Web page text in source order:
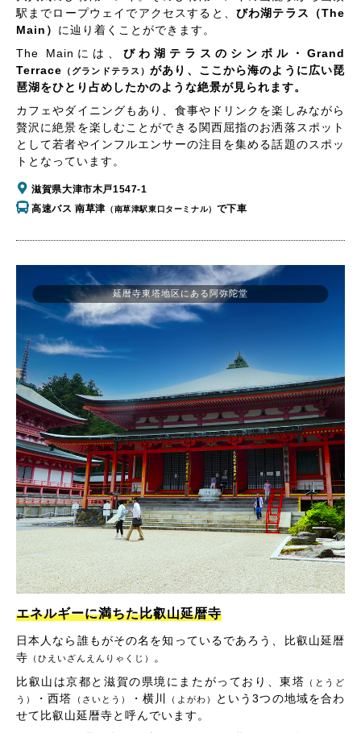
駅までロープウェイでアクセスすると、 びわ湖テラス（The
Main） に辿り着くことができます。
The Mainには、 びわ湖テラスのシンボル・Grand
Terrace （グランドテラス）があり、ここから海のように広い琵
琶湖をひとり占めしたかのような絶景が見られます。
カフェやダイニングもあり、食事やドリンクを楽しみながら
贅沢に絶景を楽しむことができる関西屈指のお洒落スポット
として若者やインフルエンサーの注目を集める話題のスポッ
トとなっています。
滋賀県大津市木戸1547-1
高速バス 南草津 （南草津駅東口ターミナル） で下車
延暦寺東塔地区にある阿弥陀堂
エネルギーに満ちた比叡山延暦寺
日本人なら誰もがその名を知っているであろう、比叡山延暦
寺 （ひえいざんえんりゃくじ） 。
比叡山は京都と滋賀の県境にまたがっており、東塔
（とうど
う）
・西塔 （さいとう） ・横川 （よがわ）
という3つの地域を合わ
せて比叡山延暦寺と呼んでいます。